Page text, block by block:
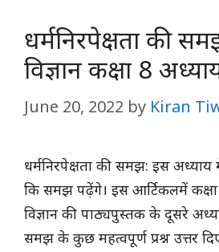
धर्मनिरपेक्षता की
विज्ञान कक्षा 8
June 20, 2022 by Kiran
धर्मनिरपेक्षता की समझ: इस अध्याय
कि समझ पढ़ेंगे। इस आर्टिकलमें
विज्ञान की पाठ्यपुस्तक के दूसरे
समझ के कुछ महत्वपूर्ण प्रश्न उत्तर